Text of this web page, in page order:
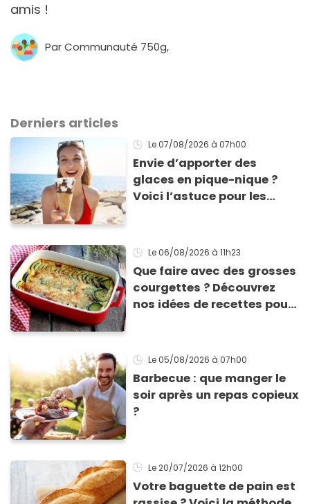
amis !
Par Communauté 750g,
Derniers articles
Le 07/08/2026 à 07h00
Envie d’apporter des
glaces en pique-nique ?
Voici l’astuce pour les
ne fondent !
Le 06/08/2026 à 11h23
Que faire avec des grosses
courgettes ? Découvrez
nos idées de recettes pour
Le 05/08/2026 à 07h00
Barbecue : que manger le
soir après un repas copieux
?
Le 20/07/2026 à 12h00
Votre baguette de pain est